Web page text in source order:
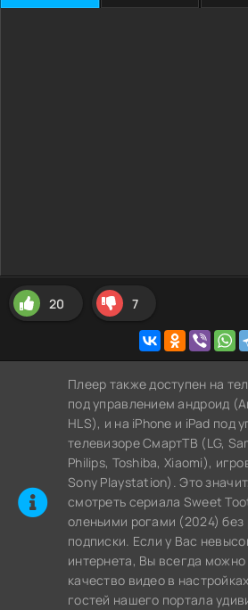
20 7
Плеер также доступен на
под управлением андроид
HLS), и на iPhone и iPad под
телевизоре СмартТВ (LG,
Philips, Toshiba, Xiaomi),
Sony Playstation). Это
cмотреть сериала Sweet
оленьими рогами (2024) без
подписки. Если у Вас
интернета, Вы всегда
качество видео в
гостей нашего портала